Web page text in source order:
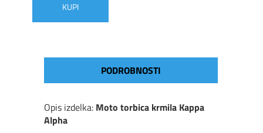
KUPI
PODROBNOSTI
Opis izdelka: Moto torbica krmila Kappa
Alpha